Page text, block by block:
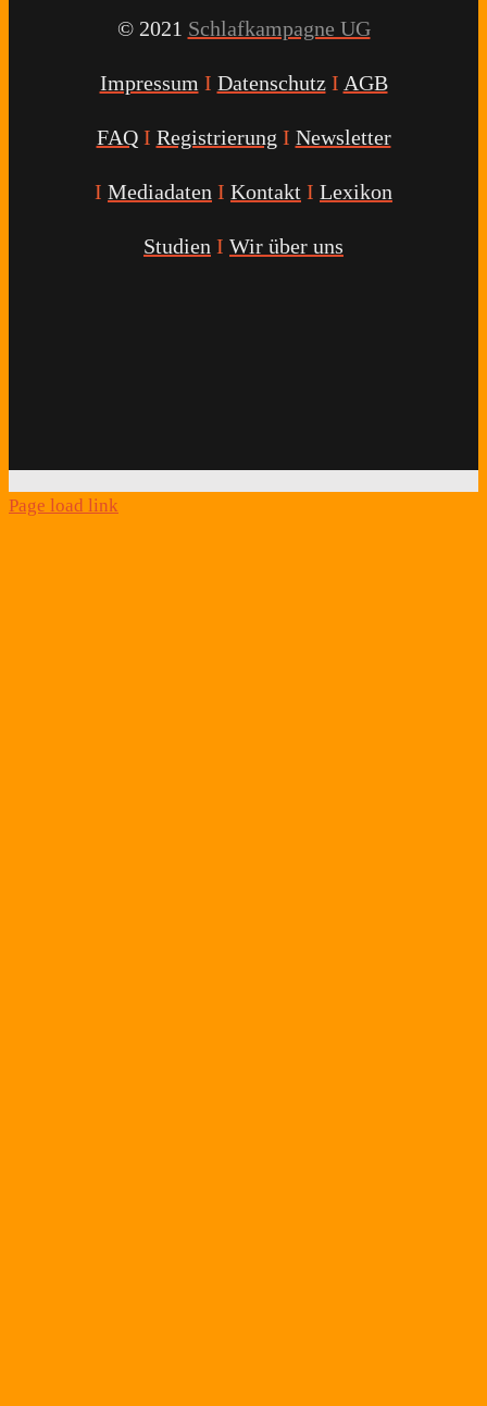
© 2021 Schlafkampagne UG
Impressum I Datenschutz I AGB
FAQ I Registrierung I Newsletter
I Mediadaten I Kontakt I Lexikon
Studien I Wir über uns
Page load link